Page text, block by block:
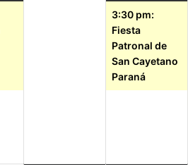
3:30 pm:
Fiesta
Patronal de
San Cayetano
Paraná